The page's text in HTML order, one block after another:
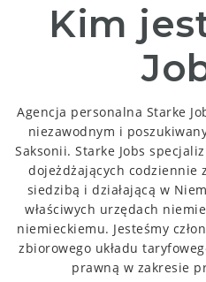
Kim
Agencja personalna Starke
niezawodnym i
Saksonii. Starke Jobs
dojeżdżających codziennie
siedzibą i działającą w
właściwych urzędach
niemieckiemu. Jesteśmy
zbiorowego układu
prawną w zakresie